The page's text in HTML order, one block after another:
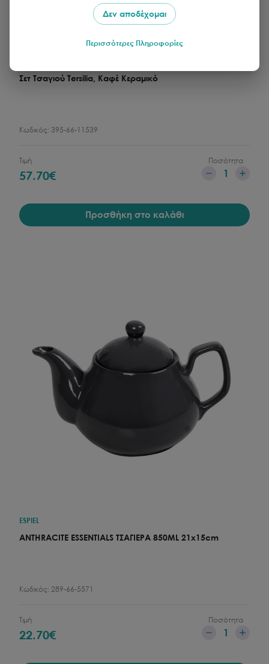
Σετ Τσαγιού Tersilia, Καφέ Κεραμικό
Κωδικός: 395-66-11539
Τιμή
57.70€
Ποσότητα
1
Προσθήκη στο καλάθι
ESPIEL
ANTHRACITE ESSENTIALS ΤΣΑΓΙΕΡΑ 850ML 21x15cm
Κωδικός: 289-66-5571
Τιμή
22.70€
Ποσότητα
1
Δεν αποδέχομαι
Περισσότερες Πληροφορίες